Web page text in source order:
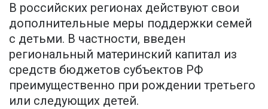
В российских регионах действуют свои
дополнительные меры поддержки семей
с детьми. В частности, введен
региональный материнский капитал из
средств бюджетов субъектов РФ
преимущественно при рождении третьего
или следующих детей.